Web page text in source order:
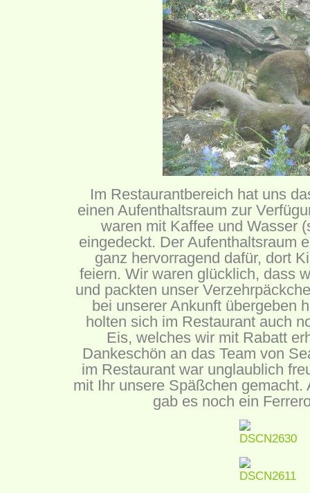
Im Restaurantbereich hat uns
einen Aufenthaltsraum zur
waren mit Kaffee und Wasser
eingedeckt. Der Aufenthaltsraum
ganz hervorragend dafür, dort
feiern. Wir waren glücklich, dass
und packten unser
bei unserer Ankunft übergeben
holten sich im Restaurant auch
Eis, welches wir mit Rabatt
Dankeschön an das Team von
im Restaurant war unglaublich
mit Ihr unsere Späßchen gemacht.
gab es noch ein